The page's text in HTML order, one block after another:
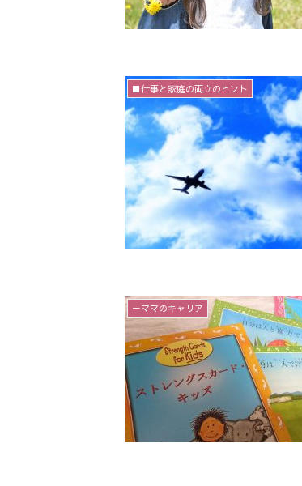
■仕事と家庭の両立のヒント
－ママのキャリア